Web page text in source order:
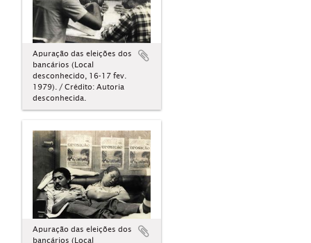
Apuração das eleições dos
bancários (Local
desconhecido, 16-17 fev.
1979). / Crédito: Autoria
desconhecida.
Apuração das eleições dos
bancários (Local